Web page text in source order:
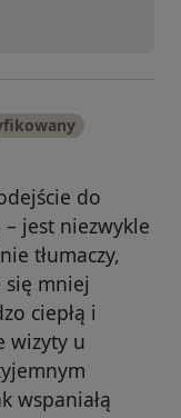
do
jest niezwykle
tłumaczy,
się mniej
ciepłą i
wizyty u
wspaniałą